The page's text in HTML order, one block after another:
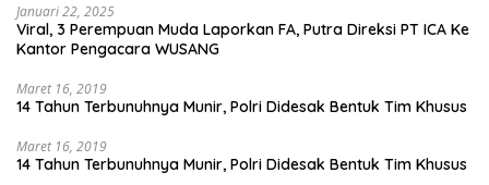
Januari 22, 2025
Viral, 3 Perempuan Muda Laporkan FA, Putra Direksi PT ICA Ke
Kantor Pengacara WUSANG
Maret 16, 2019
14 Tahun Terbunuhnya Munir, Polri Didesak Bentuk Tim Khusus
Maret 16, 2019
14 Tahun Terbunuhnya Munir, Polri Didesak Bentuk Tim Khusus